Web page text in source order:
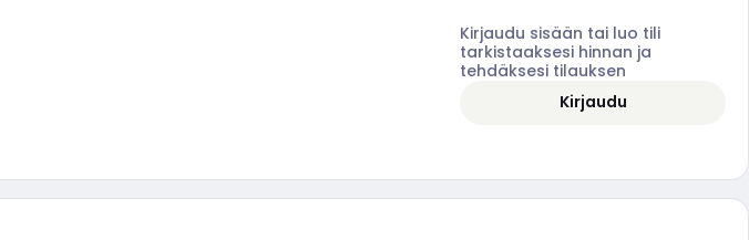
Kirjaudu sisään tai luo tili
tarkistaaksesi hinnan ja
tehdäksesi tilauksen
Kirjaudu